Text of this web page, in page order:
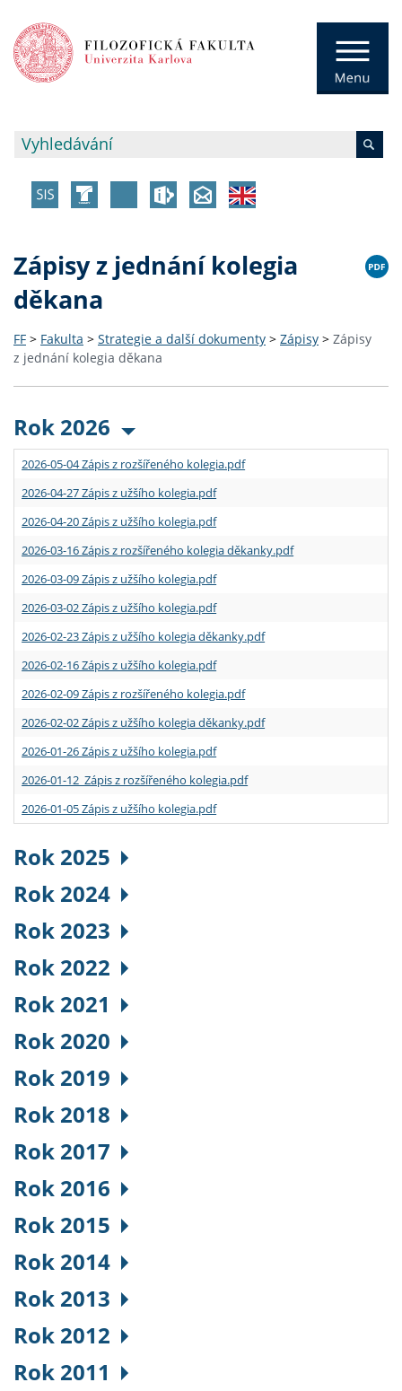
Zápisy z jednání kolegia
děkana
FF > Fakulta > Strategie a další dokumenty > Zápisy > Zápisy
z jednání kolegia děkana
Rok 2026
2026-05-04 Zápis z rozšířeného kolegia.pdf
2026-04-27 Zápis z užšího kolegia.pdf
2026-04-20 Zápis z užšího kolegia.pdf
2026-03-16 Zápis z rozšířeného kolegia děkanky.pdf
2026-03-09 Zápis z užšího kolegia.pdf
2026-03-02 Zápis z užšího kolegia.pdf
2026-02-23 Zápis z užšího kolegia děkanky.pdf
2026-02-16 Zápis z užšího kolegia.pdf
2026-02-09 Zápis z rozšířeného kolegia.pdf
2026-02-02 Zápis z užšího kolegia děkanky.pdf
2026-01-26 Zápis z užšího kolegia.pdf
2026-01-12 Zápis z rozšířeného kolegia.pdf
2026-01-05 Zápis z užšího kolegia.pdf
Rok 2025
Rok 2024
Rok 2023
Rok 2022
Rok 2021
Rok 2020
Rok 2019
Rok 2018
Rok 2017
Rok 2016
Rok 2015
Rok 2014
Rok 2013
Rok 2012
Rok 2011